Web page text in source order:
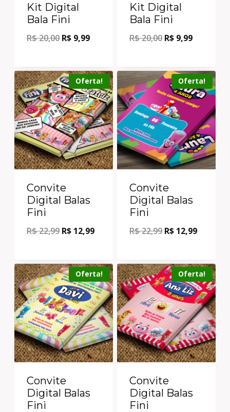
Kit Digital
Bala Fini
R$20,00 R$ 9,99
Kit Digital
Bala Fini
R$20,00 R$ 9,99
Oferta!
Convite
Digital Balas
Fini
R$22,99 R$ 12,99
Oferta!
Convite
Digital Balas
Fini
R$22,99 R$ 12,99
Oferta!
Convite
Digital Balas
Fini
Oferta!
Convite
Digital Balas
Fini